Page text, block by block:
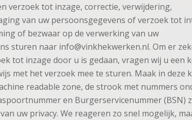
verzoek tot inzage, correctie, verwijdering,
van uw persoonsgegevens of verzoek tot
of bezwaar op de verwerking van uw
sturen naar info@vinkhekwerken.nl. Om er
tot inzage door u is gedaan, vragen wij u een
met het verzoek mee te sturen. Maak in deze
readable zone, de strook met nummers
en Burgerservicenummer (BSN)
uw privacy. We reageren zo snel mogelijk,